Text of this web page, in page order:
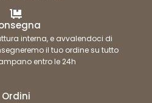
interna, e avvalendoci di
il tuo ordine su tutto
entro le 24h
Ordini